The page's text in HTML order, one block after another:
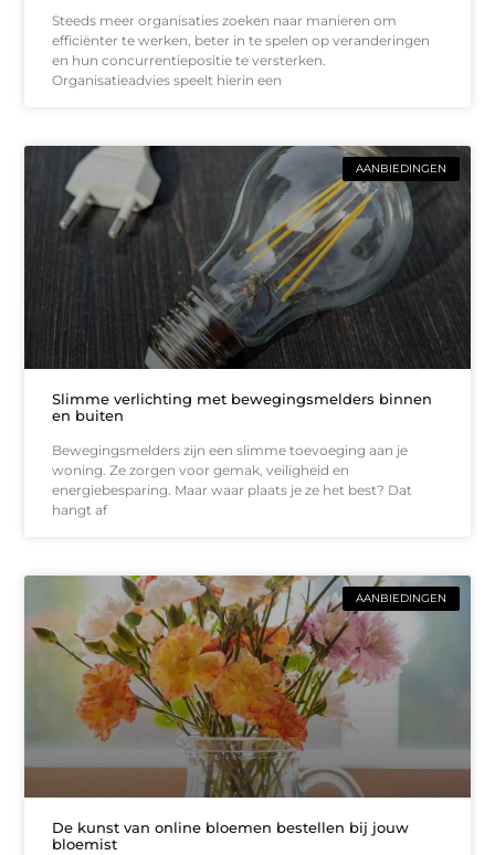
Steeds meer organisaties zoeken naar manieren om
efficiënter te werken, beter in te spelen op veranderingen
en hun concurrentiepositie te versterken.
Organisatieadvies speelt hierin een
AANBIEDINGEN
Slimme verlichting met bewegingsmelders binnen
en buiten
Bewegingsmelders zijn een slimme toevoeging aan je
woning. Ze zorgen voor gemak, veiligheid en
energiebesparing. Maar waar plaats je ze het best? Dat
hangt af
AANBIEDINGEN
De kunst van online bloemen bestellen bij jouw
bloemist